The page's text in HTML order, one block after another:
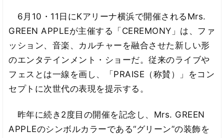
6月10・11日にKアリーナ横浜で開催されるMrs.
GREEN APPLEが主催する「CEREMONY」は、ファ
ッション、音楽、カルチャーを融合させた新しい形
のエンタテインメント・ショーだ。従来のライブや
フェスとは一線を画し、「PRAISE（称賛）」をコン
セプトに次世代の表現を提示する。
昨年に続き2度目の開催を記念し、Mrs. GREEN
APPLEのシンボルカラーである“グリーン”の装飾を